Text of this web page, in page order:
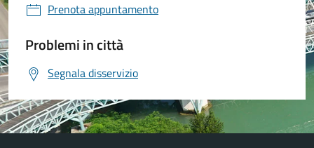
Prenota appuntamento
Problemi in città
Segnala disservizio